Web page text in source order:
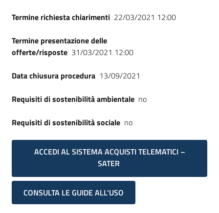
Termine richiesta chiarimenti 22/03/2021 12:00
Termine presentazione delle
offerte/risposte 31/03/2021 12:00
Data chiusura procedura 13/09/2021
Requisiti di sostenibilità ambientale no
Requisiti di sostenibilità sociale no
ACCEDI AL SISTEMA ACQUISTI TELEMATICI –
SATER
CONSULTA LE GUIDE ALL'USO